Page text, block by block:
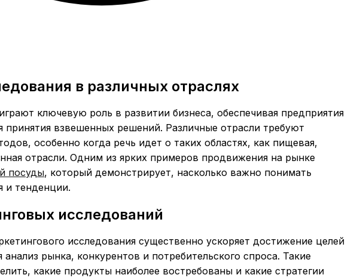
в различных отраслях
ключевую роль в развитии бизнеса, обеспечивая предприятия
взвешенных решений. Различные отрасли требуют
особенно когда речь идет о таких областях, как пищевая,
отрасли. Одним из ярких примеров продвижения на рынке
посуды, который демонстрирует, насколько важно понимать
и тенденции.
исследований
исследования существенно ускоряет достижение целей
рынка, конкурентов и потребительского спроса. Такие
какие продукты наиболее востребованы и какие стратегии